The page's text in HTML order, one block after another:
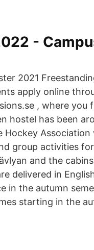
-
2021
apply online
, where you
hostel has been
Hockey Association
group activities
and the
delivered in
in the autumn
starting in the